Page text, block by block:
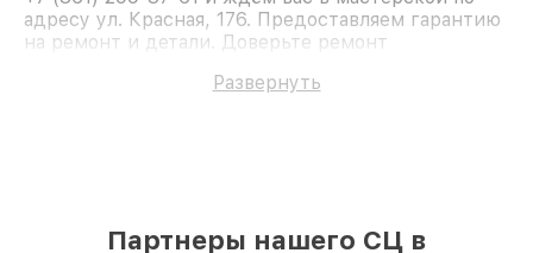
адресу ул. Красная, 176. Предоставляем гарантию
на ремонт и детали. Доверьте ремонт
Развернуть
Партнеры нашего СЦ в